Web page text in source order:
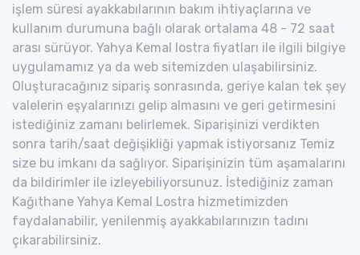
işlem süresi ayakkabılarının bakım ihtiyaçlarına ve
kullanım durumuna bağlı olarak ortalama 48 - 72 saat
arası sürüyor. Yahya Kemal lostra fiyatları ile ilgili bilgiye
uygulamamız ya da web sitemizden ulaşabilirsiniz.
Oluşturacağınız sipariş sonrasında, geriye kalan tek şey
valelerin eşyalarınızı gelip almasını ve geri getirmesini
istediğiniz zamanı belirlemek. Siparişinizi verdikten
sonra tarih/saat değişikliği yapmak istiyorsanız Temiz
size bu imkanı da sağlıyor. Siparişinizin tüm aşamalarını
da bildirimler ile izleyebiliyorsunuz. İstediğiniz zaman
Kağıthane Yahya Kemal Lostra hizmetimizden
faydalanabilir, yenilenmiş ayakkabılarınızın tadını
çıkarabilirsiniz.